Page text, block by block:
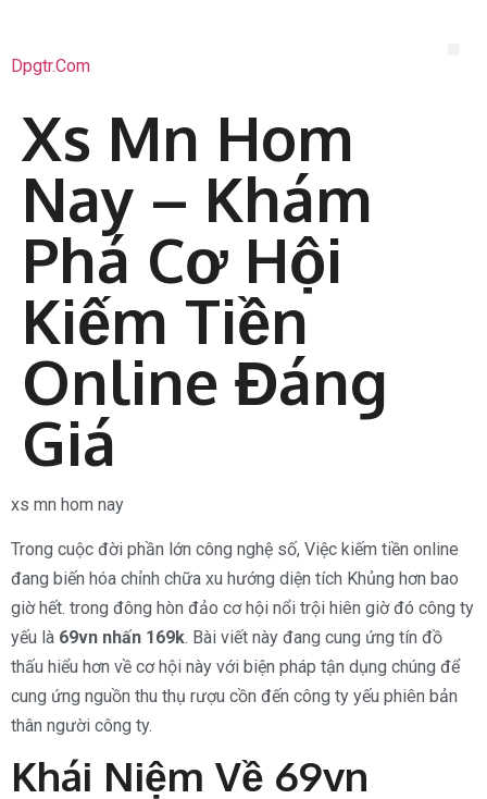
Dpgtr.com
Xs Mn Hom
Nay – Khám
Phá Cơ Hội
Kiếm Tiền
Online Đáng
Giá
xs mn hom nay
Trong cuộc đời phần lớn công nghệ số, Việc kiếm tiền online
đang biến hóa chỉnh chữa xu hướng diện tích Khủng hơn bao
giờ hết. trong đông hòn đảo cơ hội nổi trội hiên giờ đó công ty
yếu là 69vn nhấn 169k. Bài viết này đang cung ứng tín đồ
thấu hiểu hơn về cơ hội này với biện pháp tận dụng chúng để
cung ứng nguồn thu thụ rượu cồn đến công ty yếu phiên bản
thân người công ty.
Khái Niệm Về 69vn